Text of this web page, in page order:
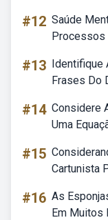
#12 Saúde
Processos
#13 Identifique
Frases Do
#14 Considere
Uma
#15
Cartunista
#16 As
Em Muitos